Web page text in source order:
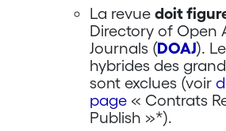
La revue doit
Directory of Open
Journals (DOAJ).
hybrides des
sont exclues (voir
page« Contrats
Publish »*).